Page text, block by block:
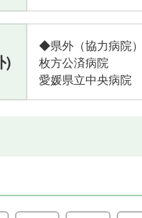
)
◆県外（協力病院）
枚方公済病
愛媛県立中央